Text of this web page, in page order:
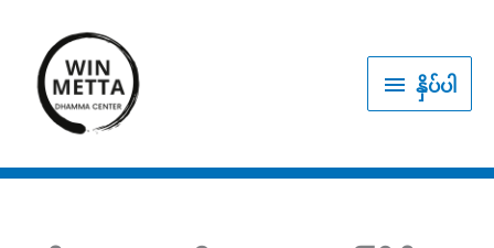
content
နှိပ် နှိပ်ပါ